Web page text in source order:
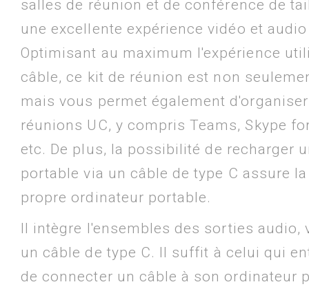
salles de réunion et de conférence de
une excellente expérience vidéo et
Optimisant au maximum l'expérience
câble, ce kit de réunion est non
mais vous permet également
réunions UC, y compris Teams, Skype
etc. De plus, la possibilité de recharger
portable via un câble de type C assure
propre ordinateur portable.
Il intègre l'ensembles des sorties audio,
un câble de type C. Il suffit à celui qui
de connecter un câble à son ordinateur